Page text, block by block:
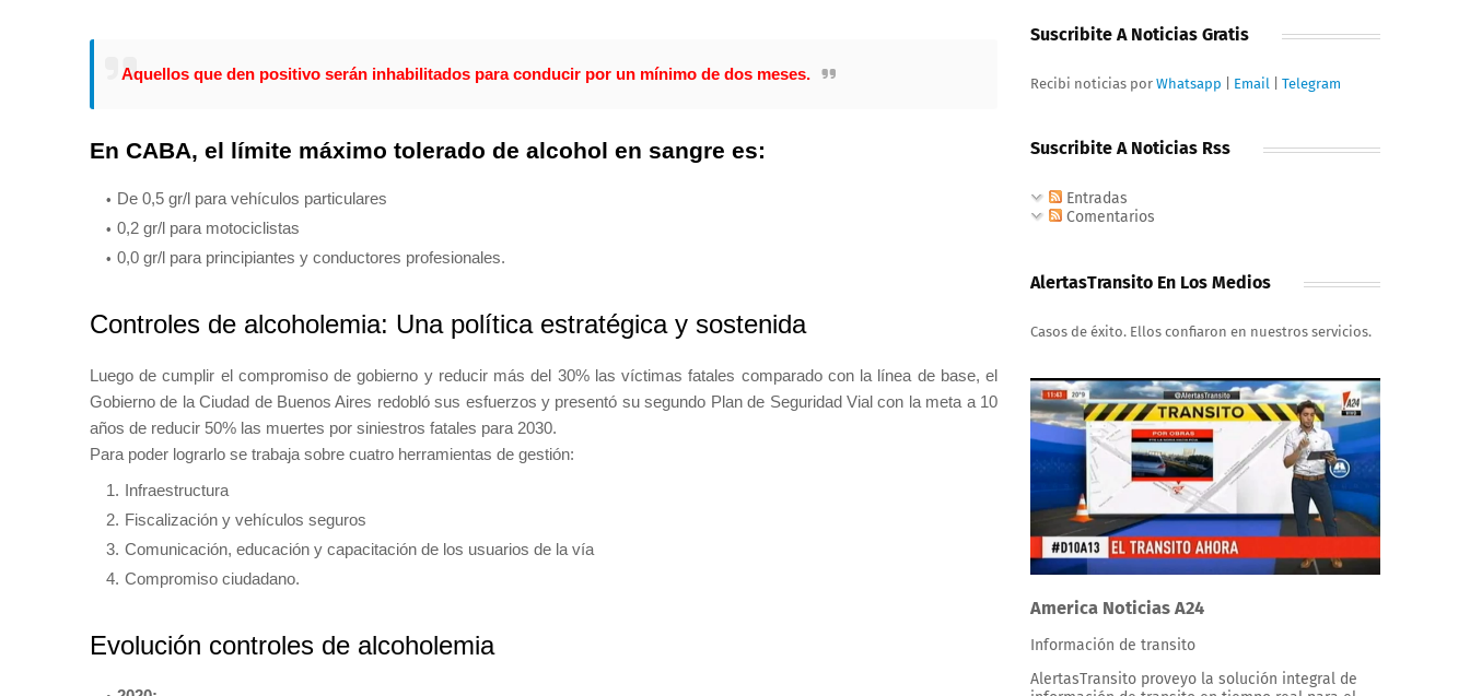
Aquellos que den positivo serán inhabilitados para conducir por un mínimo de dos meses.
En CABA, el límite máximo tolerado de alcohol en sangre es:
De 0,5 gr/l para vehículos particulares
0,2 gr/l para motociclistas
0,0 gr/l para principiantes y conductores profesionales.
Controles de alcoholemia: Una política estratégica y sostenida
Luego de cumplir el compromiso de gobierno y reducir más del 30% las víctimas fatales comparado con la línea de base, el
Gobierno de la Ciudad de Buenos Aires redobló sus esfuerzos y presentó su segundo Plan de Seguridad Vial con la meta a 10
años de reducir 50% las muertes por siniestros fatales para 2030.
Para poder lograrlo se trabaja sobre cuatro herramientas de gestión:
Infraestructura
Fiscalización y vehículos seguros
Comunicación, educación y capacitación de los usuarios de la vía
Compromiso ciudadano.
Evolución controles de alcoholemia
Suscribite A Noticias Gratis
Recibi noticias por Whatsapp Email Telegram
Suscribite A Noticias Rss
Entradas
Comentarios
AlertasTransito En Los Medios
Casos de éxito. Ellos confiaron en nuestros servicios.
America Noticias A24
Información de transito
AlertasTransito proveyo la solución integral de